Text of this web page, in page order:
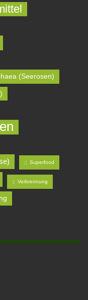
(Seerosen)
Superfood
Verbrennung